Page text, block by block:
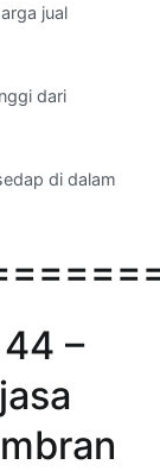
jual
dari
di dalam
–